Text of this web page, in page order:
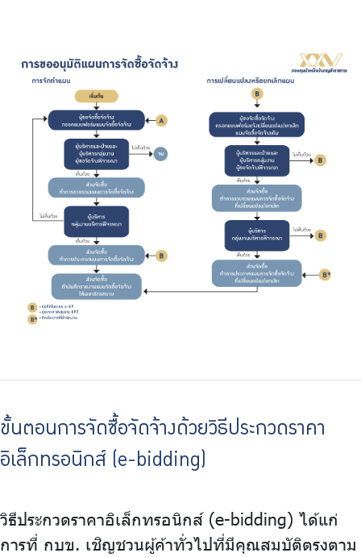
ไทย | Eng
ขั้นตอนการจัดซื้อจัดจ้างด้วยวิธีประกวดราคา
อิเล็กทรอนิกส์ (e-bidding)
วิธีประกวดราคาอิเล็กทรอนิกส์ (e-bidding) ได้แก่
การที่ กบข. เชิญชวนผู้ค้าทั่วไปที่มีคุณสมบัติตรงตาม